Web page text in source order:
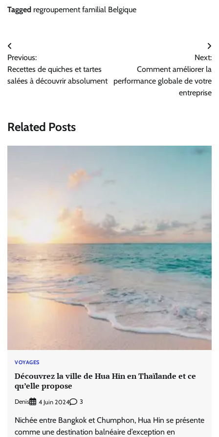
Tagged regroupement familial Belgique
Navigation
de
l’article
Previous:
Recettes de quiches et tartes
salées à découvrir absolument
Next:
Comment améliorer la
performance globale de votre
entreprise
Related Posts
VOYAGES
Découvrez la ville de Hua Hin en Thaïlande et ce
qu’elle propose
Denis 4 Juin 2024 3
Nichée entre Bangkok et Chumphon, Hua Hin se présente
comme une destination balnéaire d’exception en